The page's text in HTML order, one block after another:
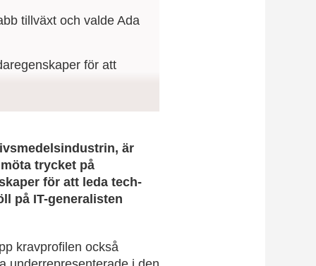
tillväxt och valde Ada
för att
bred erfarenhet och
är
trycket på
för att leda tech-
på IT-generalisten
kravprofilen också